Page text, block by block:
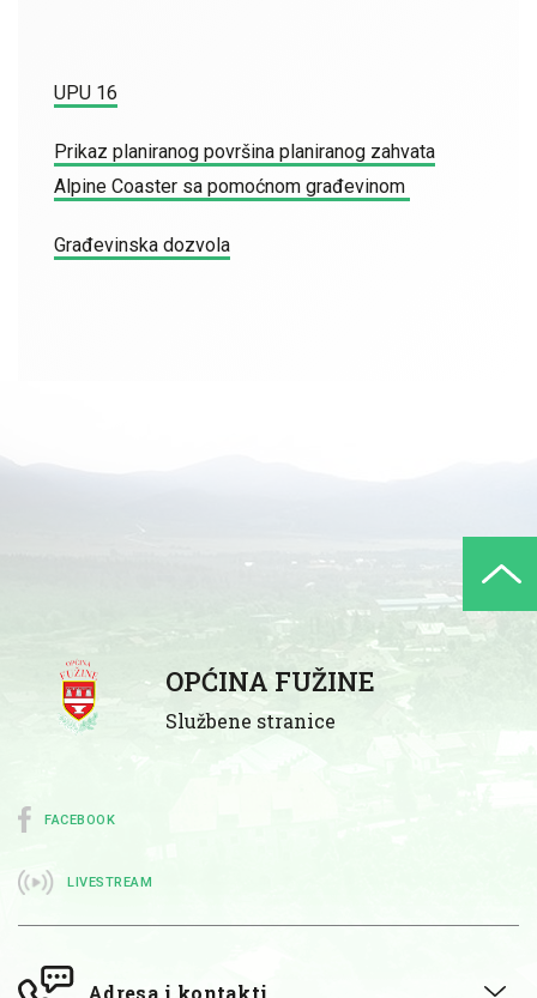
UPU 16
Prikaz planiranog površina planiranog zahvata
Alpine Coaster sa pomoćnom građevinom
Građevinska dozvola
OPĆINA FUŽINE
Službene stranice
FACEBOOK
LIVESTREAM
Adresa i kontakti